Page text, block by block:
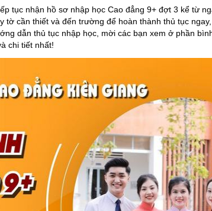
tục nhận hồ sơ nhập học Cao đẳng 9+ đợt 3 kể từ
tờ cần thiết và đến trường để hoàn thành thủ tục
dẫn thủ tục nhập học, mời các bạn xem ở phần
chi tiết nhất!